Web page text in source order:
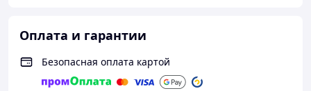
Оплата и гарантии
Безопасная оплата картой